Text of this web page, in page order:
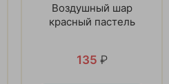
Воздушный шар
красный пастель
135 ₽